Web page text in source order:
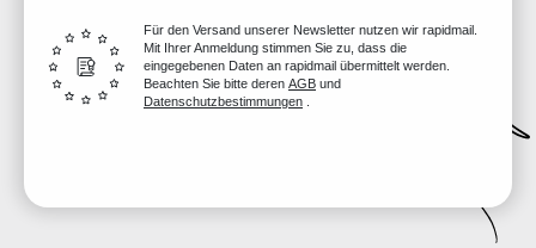
Für den Versand unserer Newsletter nutzen wir rapidmail.
Mit Ihrer Anmeldung stimmen Sie zu, dass die
eingegebenen Daten an rapidmail übermittelt werden.
Beachten Sie bitte deren AGB und
Datenschutzbestimmungen